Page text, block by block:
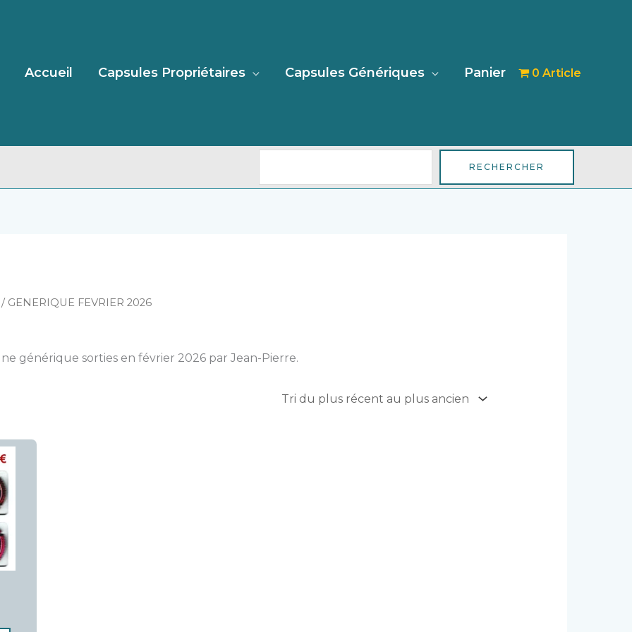
Accueil Capsules Propriétaires Capsules Génériques Panier 0 Article
RECHERCHER
GENERIQUE FEVRIER 2026
générique sorties en février 2026 par Jean-Pierre.